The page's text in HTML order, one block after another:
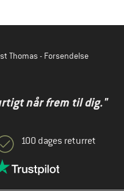
Thomas - Forsendelse
når frem til dig."
100 dages returret